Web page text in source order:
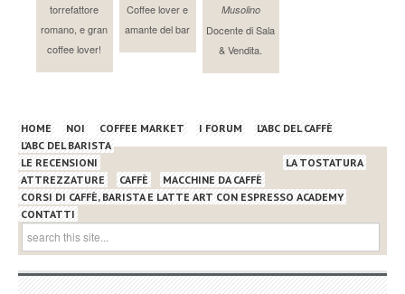
torrefattore
romano, e gran
coffee lover!
Coffee lover e
amante del bar
Musolino
Docente di Sala
& Vendita.
HOME NOI COFFEE MARKET I FORUM
L’ABC DEL CAFFÈ
L’ABC DEL BARISTA
LE RECENSIONI
ATTREZZATURE
CAFFÈ MACCHINE DA CAFFÈ
LA TOSTATURA
CORSI DI CAFFÈ, BARISTA E LATTE ART CON ESPRESSO ACADEMY
CONTATTI